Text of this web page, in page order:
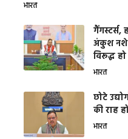
भारत
गैंगस्टर्स,
अंकुश नशे
विरूद्ध
भारत
छोटे
की राह
भारत